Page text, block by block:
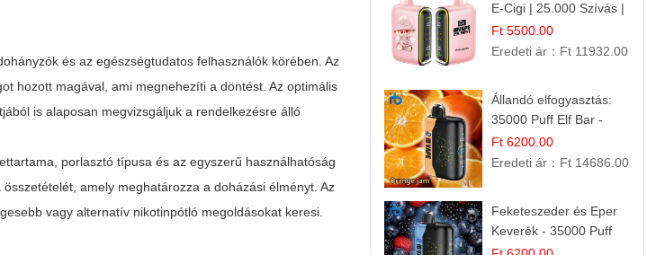
és az egészségtudatos felhasználók körében. Az
hozott magával, ami megnehezíti a döntést. Az optimális
is alaposan megvizsgáljuk a rendelkezésre álló
porlasztó típusa és az egyszerű használhatóság
amely meghatározza a doházási élményt. Az
vagy alternatív nikotinpótló megoldásokat keresi.
E-Cigi | 25.000 Szívás |
Rózsaszín Citrom Íz
Ft 5500.00
Eredeti ár： Ft 11932.00
Állandó elfogyasztás:
35000 Puff Elf Bar -
Narancslekvár íz
Ft 6200.00
Eredeti ár： Ft 14686.00
Feketeszeder és Eper
Keverék - 35000 Puff
Eldobható Vape | Ízletes